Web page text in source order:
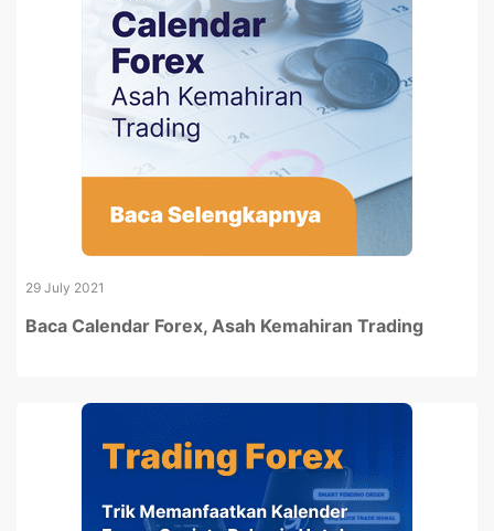
29 July 2021
Baca Calendar Forex, Asah Kemahiran Trading